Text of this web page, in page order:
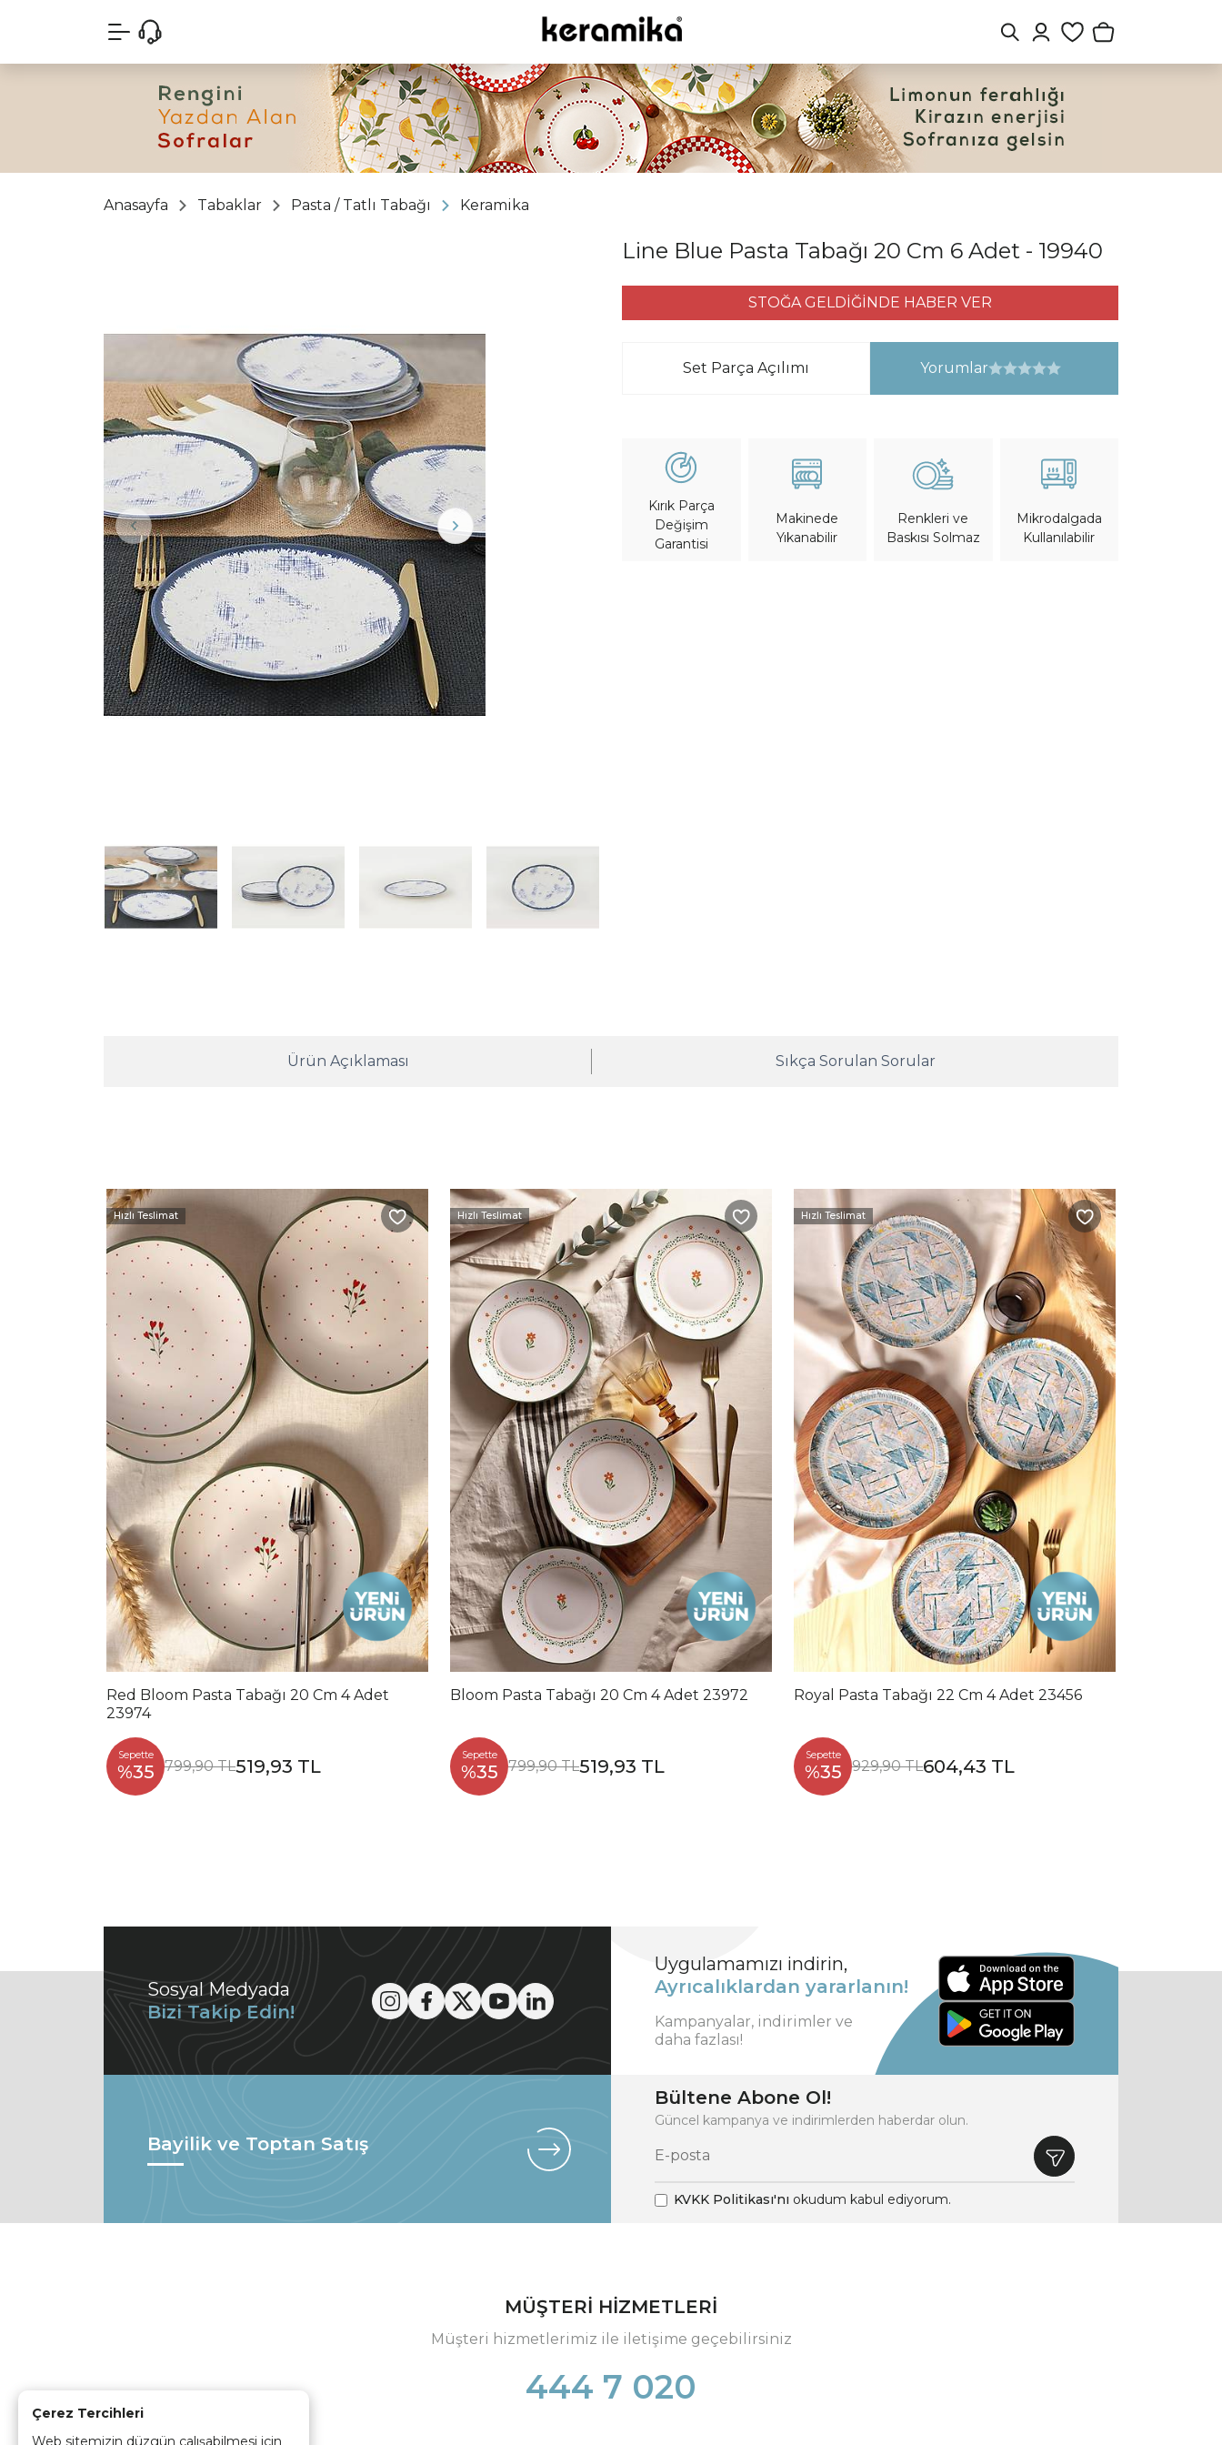
Çerez Tercihleri
Web sitemizin düzgün çalışabilmesi için
Anasayfa Tabaklar Pasta / Tatlı Tabağı Keramika
Line Blue Pasta Tabağı 20 Cm 6 Adet - 19940
STOĞA GELDİĞİNDE HABER VER
Set Parça Açılımı Yorumlar
Kırık Parça
Değişim
Garantisi
Makinede
Yıkanabilir
Renkleri ve
Baskısı Solmaz
Mikrodalgada
Kullanılabilir
Ürün Açıklaması Sıkça Sorulan Sorular
Hızlı Teslimat
Red Bloom Pasta Tabağı 20 Cm 4 Adet
23974
Sepette
%35 799,90 TL519,93 TL
Hızlı Teslimat
Bloom Pasta Tabağı 20 Cm 4 Adet 23972
Sepette
%35 799,90 TL519,93 TL
Hızlı Teslimat
Royal Pasta Tabağı 22 Cm 4 Adet 23456
Sepette
%35 929,90 TL604,43 TL
Sosyal Medyada
Bizi Takip Edin!
Uygulamamızı indirin,
Ayrıcalıklardan yararlanın!
Kampanyalar, indirimler ve
daha fazlası!
Bayilik ve Toptan Satış
Bültene Abone Ol!
Güncel kampanya ve indirimlerden haberdar olun.
KVKK Politikası'nı okudum kabul ediyorum.
MÜŞTERİ HİZMETLERİ
Müşteri hizmetlerimiz ile iletişime geçebilirsiniz
444 7 020